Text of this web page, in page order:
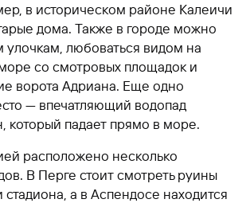
в историческом районе Калеичи
дома. Также в городе можно
улочкам, любоваться видом на
со смотровых площадок и
ворота Адриана. Еще одно
— впечатляющий водопад
падает прямо в море.
расположено несколько
В Перге стоит смотреть руины
стадиона, а в Аспендосе находится